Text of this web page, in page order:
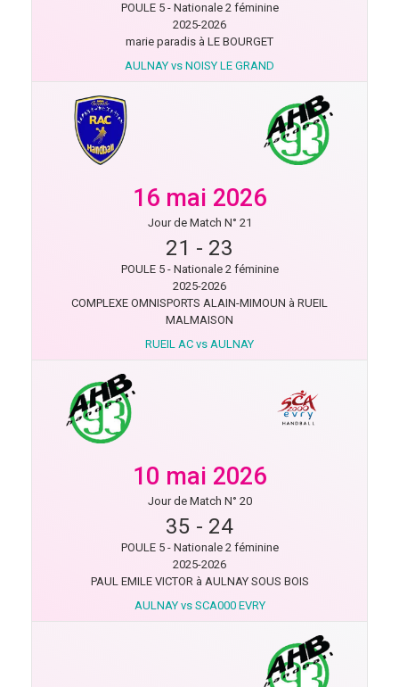
POULE 5 - Nationale 2 féminine
2025-2026
marie paradis à LE BOURGET
AULNAY vs NOISY LE GRAND
16 mai 2026
Jour de Match N° 21
21 - 23
POULE 5 - Nationale 2 féminine
2025-2026
COMPLEXE OMNISPORTS ALAIN-MIMOUN à RUEIL
MALMAISON
RUEIL AC vs AULNAY
10 mai 2026
Jour de Match N° 20
35 - 24
POULE 5 - Nationale 2 féminine
2025-2026
PAUL EMILE VICTOR à AULNAY SOUS BOIS
AULNAY vs SCA000 EVRY